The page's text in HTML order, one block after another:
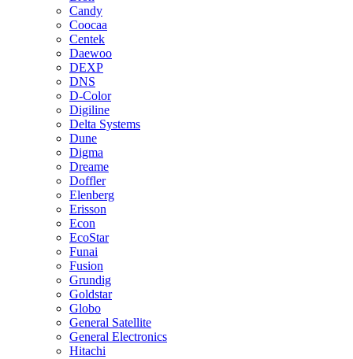
Candy
Coocaa
Centek
Daewoo
DEXP
DNS
D-Color
Digiline
Delta Systems
Dune
Digma
Dreame
Doffler
Elenberg
Erisson
Econ
EcoStar
Funai
Fusion
Grundig
Goldstar
Globo
General Satellite
General Electronics
Hitachi